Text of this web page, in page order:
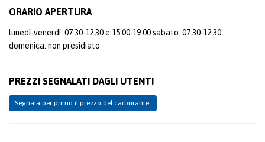
ORARIO APERTURA
lunedì-venerdì: 07.30-12.30 e 15.00-19.00 sabato: 07.30-12.30
domenica: non presidiato
PREZZI SEGNALATI DAGLI UTENTI
Segnala per primo il prezzo del carburante.